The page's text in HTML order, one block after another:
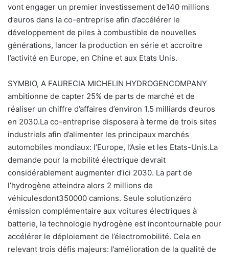
vont engager un premier investissement de140 millions
d’euros dans la co-entreprise afin d’accélérer le
développement de piles à combustible de nouvelles
générations, lancer la production en série et accroitre
l’activité en Europe, en Chine et aux Etats Unis.
SYMBIO, A FAURECIA MICHELIN HYDROGENCOMPANY
ambitionne de capter 25% de parts de marché et de
réaliser un chiffre d’affaires d’environ 1.5 milliards d’euros
en 2030.La co-entreprise disposera à terme de trois sites
industriels afin d’alimenter les principaux marchés
automobiles mondiaux: l’Europe, l’Asie et les Etats-Unis.La
demande pour la mobilité électrique devrait
considérablement augmenter d’ici 2030. La part de
l’hydrogène atteindra alors 2 millions de
véhiculesdont350000 camions. Seule solutionzéro
émission complémentaire aux voitures électriques à
batterie, la technologie hydrogène est incontournable pour
accélérer le déploiement de l’électromobilité. Cela en
relevant trois défis majeurs: l’amélioration de la qualité de